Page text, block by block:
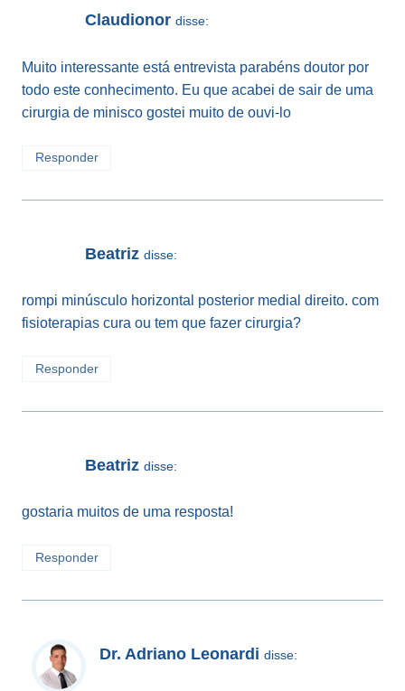
Claudionor disse:
Muito interessante está entrevista parabéns doutor por
todo este conhecimento. Eu que acabei de sair de uma
cirurgia de minisco gostei muito de ouvi-lo
Responder
Beatriz disse:
rompi minúsculo horizontal posterior medial direito. com
fisioterapias cura ou tem que fazer cirurgia?
Responder
Beatriz disse:
gostaria muitos de uma resposta!
Responder
Dr. Adriano Leonardi disse: